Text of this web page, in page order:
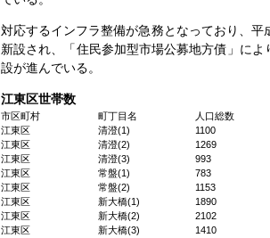
対応するインフラ整備が急務となっており、
新設され、「住民参加型市場公募地方債」に
設が進んでいる。
江東区世帯数
市区町村 町丁目名 人口総数
江東区
清澄(1) 1100
江東区
清澄(2) 1269
江東区
清澄(3) 993
江東区
常盤(1) 783
江東区
常盤(2) 1153
江東区
新大橋(1) 1890
江東区
新大橋(2) 2102
江東区
新大橋(3) 1410